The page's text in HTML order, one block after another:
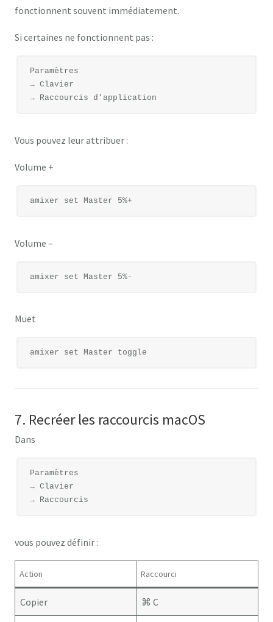
fonctionnent souvent immédiatement.
Si certaines ne fonctionnent pas :
Paramètres
→ Clavier
Vous pouvez leur attribuer :
Volume +
Volume –
Muet
7. Recréer les raccourcis macOS
Dans
Paramètres
→ Clavier
vous pouvez définir :
Action Raccourci
Copier ⌘ C